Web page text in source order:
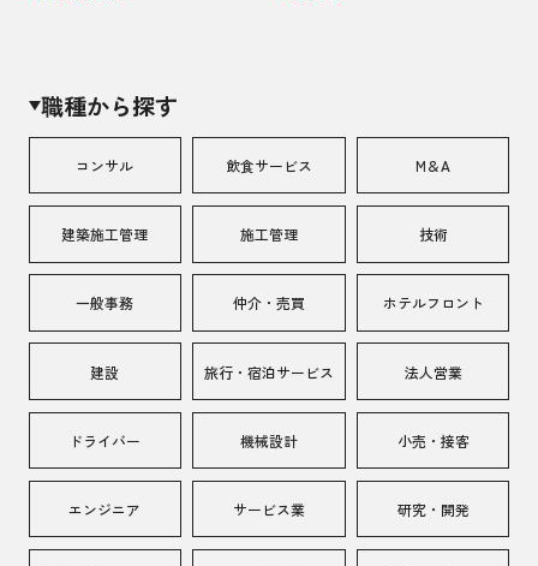
職種から探す
コンサル 飲食サービス M＆A
建築施工管理 施工管理 技術
一般事務 仲介・売買 ホテルフロント
建設 旅行・宿泊サービス 法人営業
ドライバー 機械設計 小売・接客
エンジニア サービス業 研究・開発